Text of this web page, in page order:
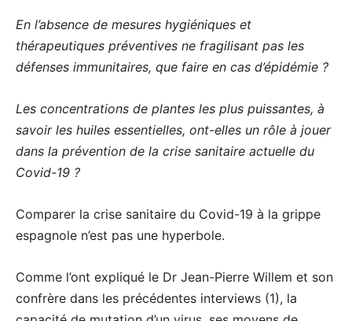
En l’absence de mesures hygiéniques et
thérapeutiques préventives ne fragilisant pas les
défenses immunitaires, que faire en cas d’épidémie ?
Les concentrations de plantes les plus puissantes, à
savoir les huiles essentielles, ont-elles un rôle à jouer
dans la prévention de la crise sanitaire actuelle du
Covid-19 ?
Comparer la crise sanitaire du Covid-19 à la grippe
espagnole n’est pas une hyperbole.
Comme l’ont expliqué le Dr Jean-Pierre Willem et son
confrère dans les précédentes interviews (1), la